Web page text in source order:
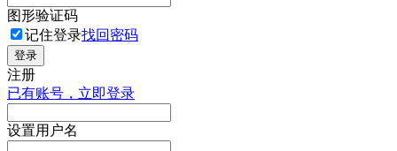
图形验证码
记住登录找回密码
登录
注册
已有账号，立即登录
设置用户名